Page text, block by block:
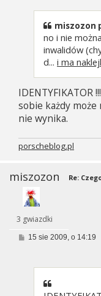
miszozon
no i nie
inwalidów
d... i ma
IDENTYFIKATOR
sobie każdy
nie wynika.
porscheblog.pl
miszozon
3 gwiazdki
Re:
P15 sie 2009, o 14:19